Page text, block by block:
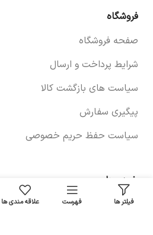
فروشگاه
صفحه فروشگاه
شرایط پرداخت و ارسال
سیاست های بازگشت کالا
پیگیری سفارش
سیاست حفظ حریم خصوصی
خودروها
لوازم برلیانس
فیلتر ها فهرست علاقه مندی ها